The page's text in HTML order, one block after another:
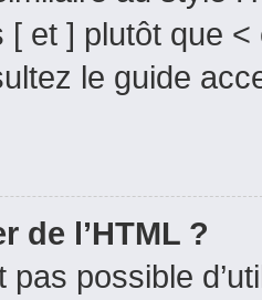
et ] plutôt que
le guide
de l’HTML ?
pas possible